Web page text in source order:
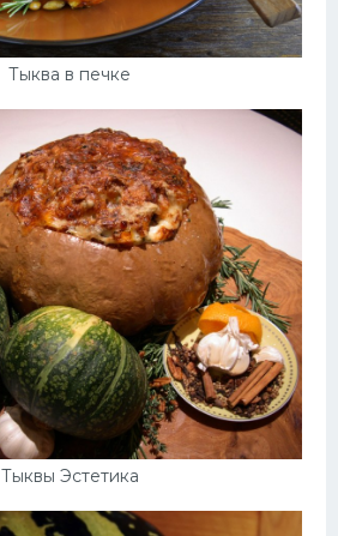
Тыква в печке
Тыквы Эстетика